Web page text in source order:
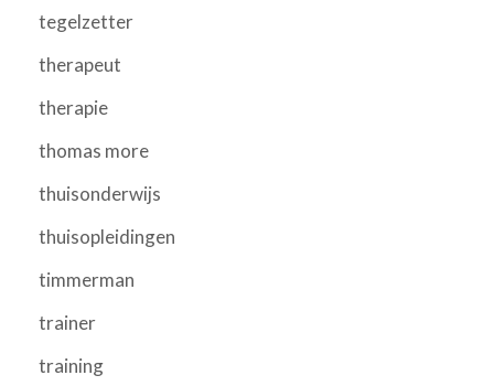
tegelzetter
therapeut
therapie
thomas more
thuisonderwijs
thuisopleidingen
timmerman
trainer
training